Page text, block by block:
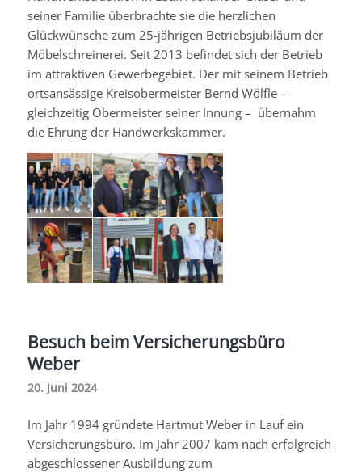
seiner Familie überbrachte sie die herzlichen
Glückwünsche zum 25-jährigen Betriebsjubiläum der
Möbelschreinerei. Seit 2013 befindet sich der Betrieb
im attraktiven Gewerbegebiet. Der mit seinem Betrieb
ortsansässige Kreisobermeister Bernd Wölfle–
gleichzeitig Obermeister seiner Innung – übernahm
die Ehrung der Handwerkskammer.
Besuch beim Versicherungsbüro
Weber
20. Juni 2024
Im Jahr 1994 gründete Hartmut Weber in Lauf ein
Versicherungsbüro. Im Jahr 2007 kam nach erfolgreich
abgeschlossener Ausbildung zum